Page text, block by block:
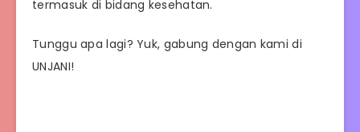
termasuk di bidang kesehatan.
Tunggu apa lagi? Yuk, gabung dengan kami di
UNJANI!